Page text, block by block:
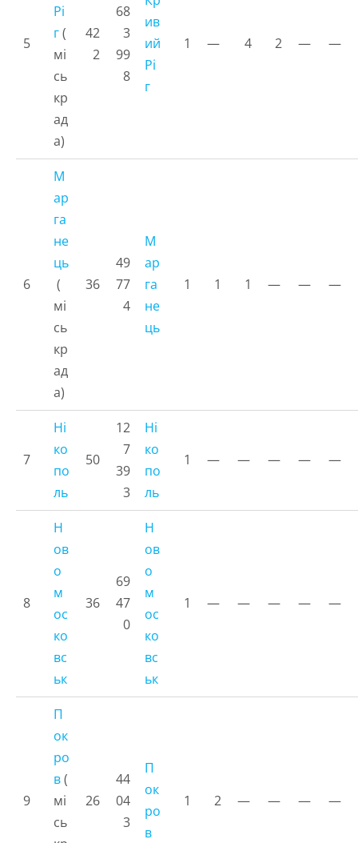
5
Рі
г(
мі
сь
кр
ад
а)
42
2
68
3
99
8
ив
ий
Рі
г
1 — 4 2 — —
6
М
ар
га
не
ць
(
мі
сь
кр
ад
а)
36
49
77
4
М
ар
га
не
ць
1 1 1 — — —
7
Ні
ко
по
ль
50
12
7
39
3
Ні
ко
по
ль
1 — — — — —
8
Н
ов
о
м
ос
ко
вс
ьк
36
69
47
0
Н
ов
о
м
ос
ко
вс
ьк
1 — — — — —
9
П
ок
ро
в(
мі
сь
26
44
04
3
П
ок
ро
в
1 2 — — — —